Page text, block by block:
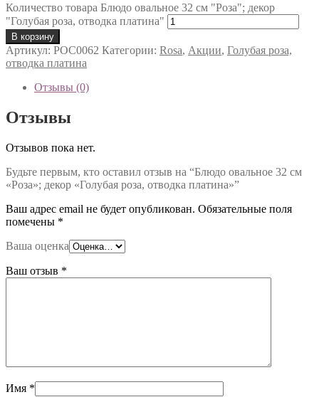
Количество товара Блюдо овальное 32 см "Роза"; декор
"Голубая роза, отводка платина"
В корзину
Артикул: РОС0062 Категории: Rosa, Акции, Голубая роза,
отводка платина
Отзывы (0)
Отзывы
Отзывов пока нет.
Будьте первым, кто оставил отзыв на “Блюдо овальное 32 см
«Роза»; декор «Голубая роза, отводка платина»”
Ваш адрес email не будет опубликован. Обязательные поля
помечены *
Ваша оценка
Ваш отзыв *
Имя *